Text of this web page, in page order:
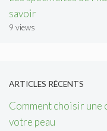
savoir
9 views
ARTICLES RÉCENTS
Comment choisir une
votre peau